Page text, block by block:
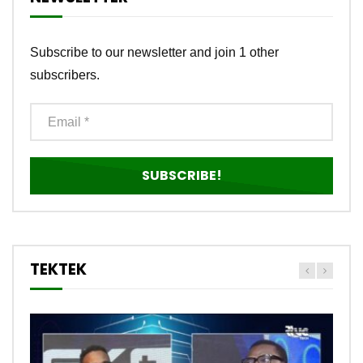
Subscribe to our newsletter and join 1 other
subscribers.
TEKTEK